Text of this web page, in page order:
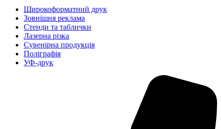
Широкоформатний друк
Зовнішня реклама
Стенди та таблички
Лазерна різка
Сувенірна продукція
Поліграфія
УФ-друк